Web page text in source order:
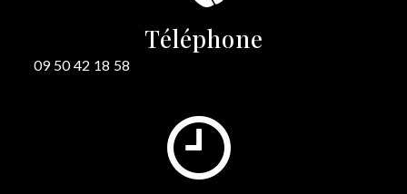
Téléphone
09 50 42 18 58